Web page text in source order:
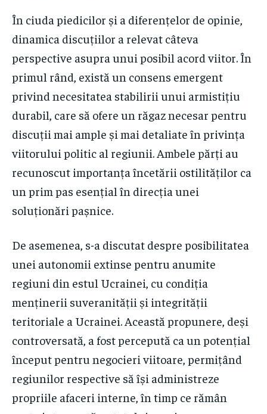
În ciuda piedicilor și a diferențelor de opinie,
dinamica discuțiilor a relevat câteva
perspective asupra unui posibil acord viitor. În
primul rând, există un consens emergent
privind necesitatea stabilirii unui armistițiu
durabil, care să ofere un răgaz necesar pentru
discuții mai ample și mai detaliate în privința
viitorului politic al regiunii. Ambele părți au
recunoscut importanța încetării ostilităților ca
un prim pas esențial în direcția unei
soluționări pașnice.
De asemenea, s-a discutat despre posibilitatea
unei autonomii extinse pentru anumite
regiuni din estul Ucrainei, cu condiția
menținerii suveranității și integrității
teritoriale a Ucrainei. Această propunere, deși
controversată, a fost percepută ca un potențial
început pentru negocieri viitoare, permițând
regiunilor respective să își administreze
propriile afaceri interne, în timp ce rămân